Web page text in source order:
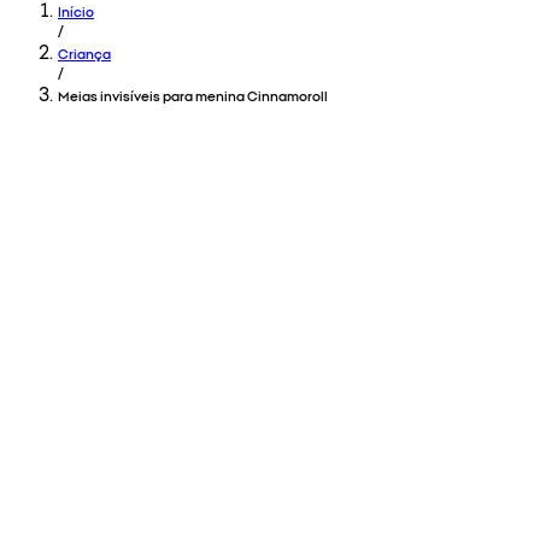
Início
/
Criança
/
Meias invisíveis para menina Cinnamoroll